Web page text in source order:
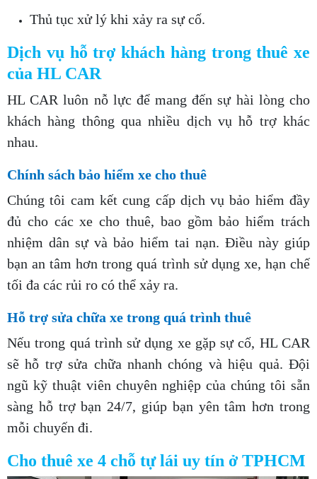
Thủ tục xử lý khi xảy ra sự cố.
Dịch vụ hỗ trợ khách hàng trong thuê xe
của HL CAR
HL CAR luôn nỗ lực để mang đến sự hài lòng cho
khách hàng thông qua nhiều dịch vụ hỗ trợ khác
nhau.
Chính sách bảo hiểm xe cho thuê
Chúng tôi cam kết cung cấp dịch vụ bảo hiểm đầy
đủ cho các xe cho thuê, bao gồm bảo hiểm trách
nhiệm dân sự và bảo hiểm tai nạn. Điều này giúp
bạn an tâm hơn trong quá trình sử dụng xe, hạn chế
tối đa các rủi ro có thể xảy ra.
Hỗ trợ sửa chữa xe trong quá trình thuê
Nếu trong quá trình sử dụng xe gặp sự cố, HL CAR
sẽ hỗ trợ sửa chữa nhanh chóng và hiệu quả. Đội
ngũ kỹ thuật viên chuyên nghiệp của chúng tôi sẵn
sàng hỗ trợ bạn 24/7, giúp bạn yên tâm hơn trong
mỗi chuyến đi.
Cho thuê xe 4 chỗ tự lái uy tín ở TPHCM